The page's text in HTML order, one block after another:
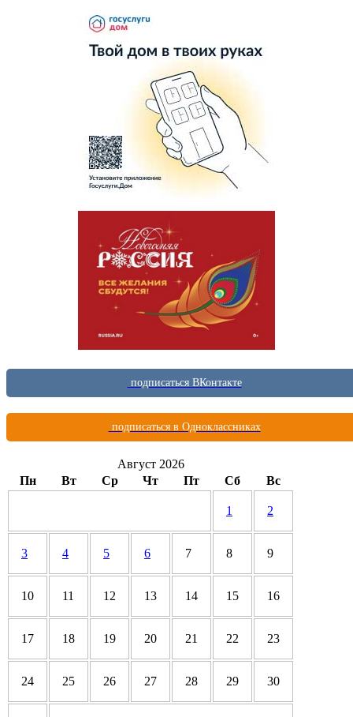
подписаться ВКонтакте
подписаться в Одноклассниках
Август 2026
Пн
Вт Ср Чт Пт Сб Вс
1 2
3 4 5 6 7 8 9
10 11 12 13 14 15 16
17 18 19 20 21 22 23
24 25 26 27 28 29 30